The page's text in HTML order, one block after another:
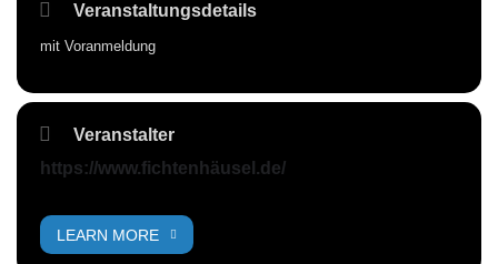
Veranstaltungsdetails
mit Voranmeldung
Veranstalter
https://www.fichtenhäusel.de/
LEARN MORE